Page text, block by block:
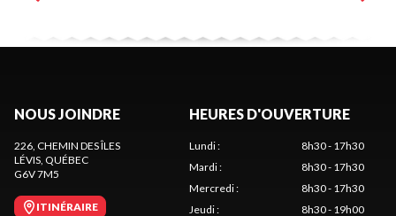
NOUS JOINDRE
226, CHEMIN DES ÎLES
LÉVIS , QUÉBEC
G6V 7M5
ITINÉRAIRE
HEURES D'OUVERTURE
Lundi:
8h30 - 17h30
Mardi:
8h30 - 17h30
Mercredi:
8h30 - 17h30
Jeudi: 8h30 - 19h00